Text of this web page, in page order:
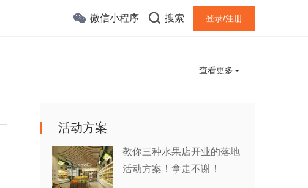
微信小程序 搜索 登录/注册
查看更多
活动方案
教你三种水果店开业的落地
活动方案！拿走不谢！